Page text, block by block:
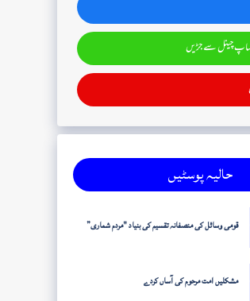
چینل سے جڑیں
حالیہ پوسٹیں
قومی وسائل کی منصفانہ تقسیم کی بنیاد "مردم شماری”
مشکلیں امت مرحوم کی آساں کردے